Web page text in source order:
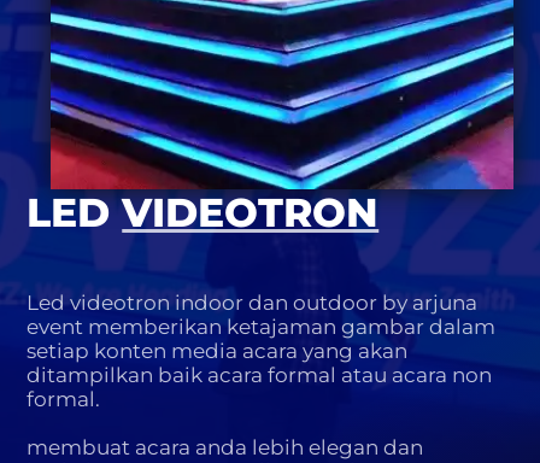
LEDVIDEOTRON
Led videotron indoor dan outdoor by arjuna
event memberikan ketajaman gambar dalam
setiap konten media acara yang akan
ditampilkan baik acara formal atau acara non
formal.
membuat acara anda lebih elegan dan